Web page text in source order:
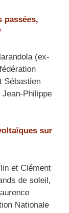
passées,
(ex-
Sébastien
Philippe
sur
et Clément
de soleil,
Nationale